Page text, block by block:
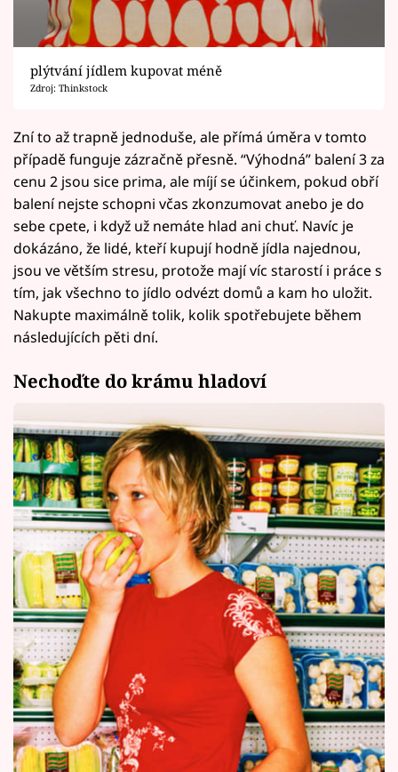
plýtvání jídlem kupovat méně
Zdroj: Thinkstock
Zní to až trapně jednoduše, ale přímá úměra v tomto
případě funguje zázračně přesně. “Výhodná” balení 3 za
cenu 2 jsou sice prima, ale míjí se účinkem, pokud obří
balení nejste schopni včas zkonzumovat anebo je do
sebe cpete, i když už nemáte hlad ani chuť. Navíc je
dokázáno, že lidé, kteří kupují hodně jídla najednou,
jsou ve větším stresu, protože mají víc starostí i práce s
tím, jak všechno to jídlo odvézt domů a kam ho uložit.
Nakupte maximálně tolik, kolik spotřebujete během
následujících pěti dní.
Nechoďte do krámu hladoví